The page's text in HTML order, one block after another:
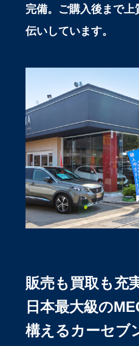
完備。ご購入後まで
伝いしています。
販売も買取も充
日本最大級の
構えるカーセブ